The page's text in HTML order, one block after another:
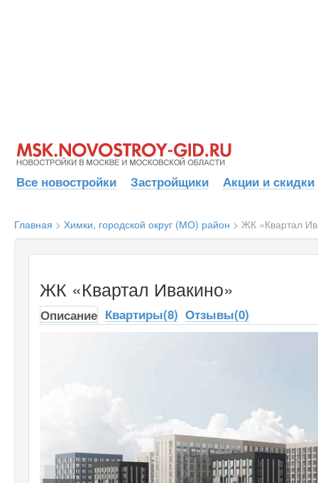
Все новостройки Застройщики Акции и скидки
Главная > Химки, городской округ (МО) район > ЖК «Квартал
ЖК «Квартал Ивакино»
Описание Квартиры(8) Отзывы(0)